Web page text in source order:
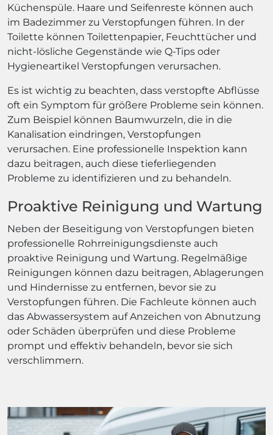
Küchenspüle. Haare und Seifenreste können auch
im Badezimmer zu Verstopfungen führen. In der
Toilette können Toilettenpapier, Feuchttücher und
nicht-lösliche Gegenstände wie Q-Tips oder
Hygieneartikel Verstopfungen verursachen.
Es ist wichtig zu beachten, dass verstopfte Abflüsse
oft ein Symptom für größere Probleme sein können.
Zum Beispiel können Baumwurzeln, die in die
Kanalisation eindringen, Verstopfungen
verursachen. Eine professionelle Inspektion kann
dazu beitragen, auch diese tieferliegenden
Probleme zu identifizieren und zu behandeln.
Proaktive Reinigung und Wartung
Neben der Beseitigung von Verstopfungen bieten
professionelle Rohrreinigungsdienste auch
proaktive Reinigung und Wartung. Regelmäßige
Reinigungen können dazu beitragen, Ablagerungen
und Hindernisse zu entfernen, bevor sie zu
Verstopfungen führen. Die Fachleute können auch
das Abwassersystem auf Anzeichen von Abnutzung
oder Schäden überprüfen und diese Probleme
prompt und effektiv behandeln, bevor sie sich
verschlimmern.